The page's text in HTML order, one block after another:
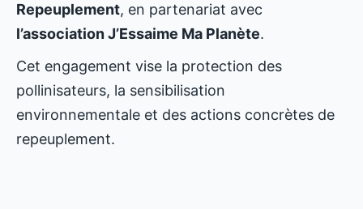
Repeuplement, en partenariat avec
l’association J’Essaime Ma Planète.
Cet engagement vise la protection des
pollinisateurs, la sensibilisation
environnementale et des actions concrètes de
repeuplement.